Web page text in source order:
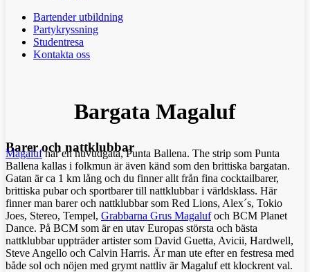
Bartender utbildning
Partykryssning
Studentresa
Kontakta oss
Bargata Magaluf
Barer och nattklubbar
Magalufhar en huvudgata, Punta Ballena. The strip som Punta
Ballena kallas i folkmun är även känd som den brittiska bargatan.
Gatan är ca 1 km lång och du finner allt från fina cocktailbarer,
brittiska pubar och sportbarer till nattklubbar i världsklass. Här
finner man barer och nattklubbar som Red Lions, Alex´s, Tokio
Joes, Stereo, Tempel, Grabbarna Grus Magalufoch BCM Planet
Dance. På BCM som är en utav Europas största och bästa
nattklubbar uppträder artister som David Guetta, Avicii, Hardwell,
Steve Angello och Calvin Harris. Är man ute efter en festresa med
både sol och nöjen med grymt nattliv är Magaluf ett klockrent val.